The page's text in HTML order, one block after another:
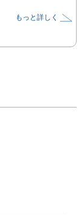
もっと詳しく